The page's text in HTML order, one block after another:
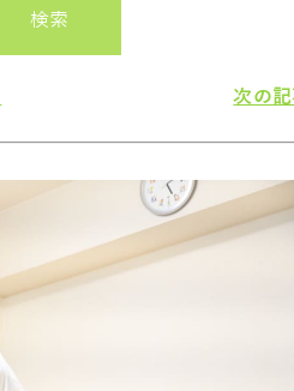
直営校ブログ
養成講座お申込み
ベビー「ピラティス＆ヨガ」W通
出張ヨガ・オフィスヨガ
検索
次の